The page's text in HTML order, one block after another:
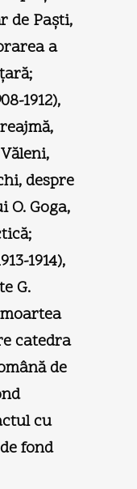
de Paşti,
a
1912),
despre
Goga,
1914),
G.
catedra
de
cu
fond